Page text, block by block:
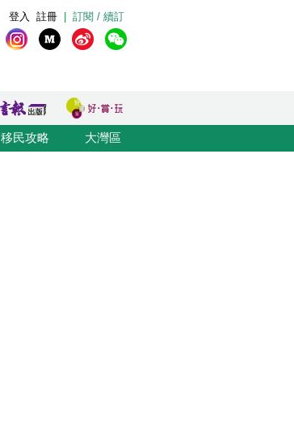
訂閱 / 續訂
註冊
登入
移民攻略 大灣區